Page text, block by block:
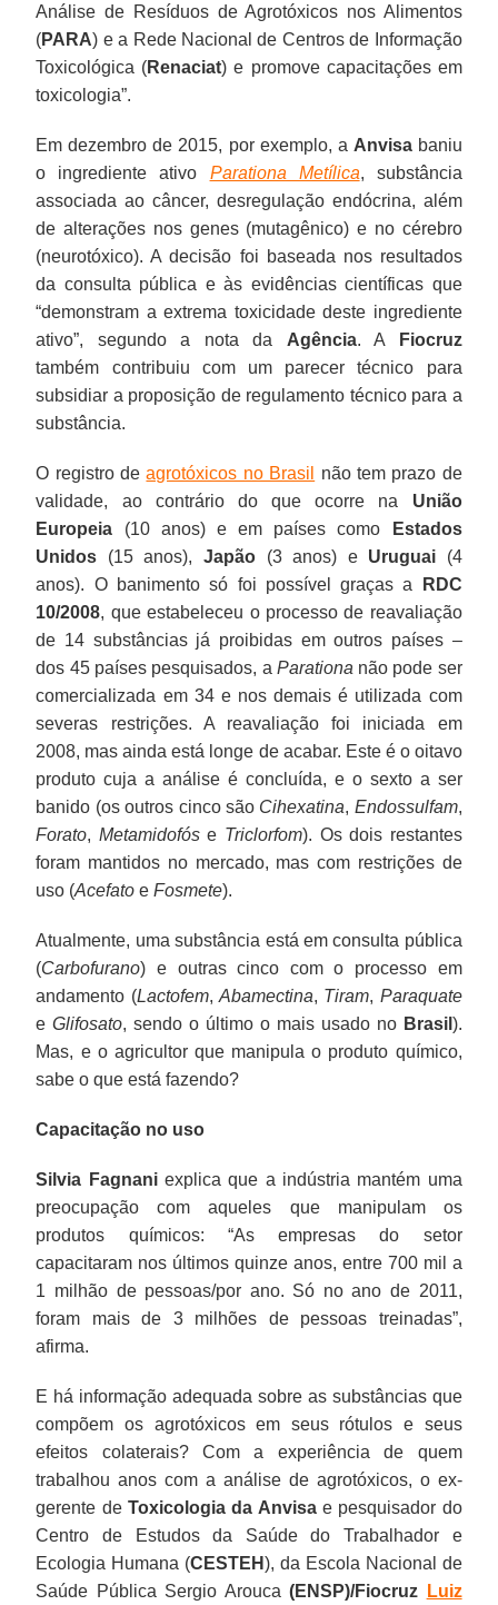
Análise de Resíduos de Agrotóxicos nos Alimentos
(PARA) e a Rede Nacional de Centros de Informação
Toxicológica (Renaciat) e promove capacitações em
toxicologia”.
Em dezembro de 2015, por exemplo, a Anvisabaniu
o ingrediente ativo Parationa Metílica, substância
associada ao câncer, desregulação endócrina, além
de alterações nos genes (mutagênico) e no cérebro
(neurotóxico). A decisão foi baseada nos resultados
da consulta pública e às evidências científicas que
“demonstram a extrema toxicidade deste ingrediente
ativo”, segundo a nota da Agência. A
Fiocruz
também contribuiu com um parecer técnico para
subsidiar a proposição de regulamento técnico para a
substância.
O registro deagrotóxicos no Brasil
não tem prazo de
validade, ao contrário do que ocorre na União
Europeia (10 anos) e em países como
Estados
Unidos (15 anos), Japão(3 anos) e Uruguai (4
anos). O banimento só foi possível graças a
RDC
10/2008, que estabeleceu o processo de reavaliação
de 14 substâncias já proibidas em outros países –
dos 45 países pesquisados, a Parationa não pode ser
comercializada em 34 e nos demais é utilizada com
severas restrições. A reavaliação foi iniciada em
2008, mas ainda está longe de acabar. Este é o oitavo
produto cuja a análise é concluída, e o sexto a ser
banido (os outros cinco são Cihexatina, Endossulfam,
Forato, Metamidofóse Triclorfom). Os dois restantes
foram mantidos no mercado, mas com restrições de
uso (Acefato eFosmete).
Atualmente, uma substância está em consulta pública
(Carbofurano) e outras cinco com o processo em
andamento (Lactofem, Abamectina, Tiram, Paraquate
eGlifosato, sendo o último o mais usado no Brasil ).
Mas, e o agricultor que manipula o produto químico,
sabe o que está fazendo?
Capacitação no uso
Silvia Fagnaniexplica que a indústria mantém uma
preocupação com aqueles que manipulam os
produtos químicos: “As empresas do setor
capacitaram nos últimos quinze anos, entre 700 mil a
1 milhão de pessoas/por ano. Só no ano de 2011,
foram mais de 3 milhões de pessoas treinadas”,
afirma.
E há informação adequada sobre as substâncias que
compõem os agrotóxicos em seus rótulos e seus
efeitos colaterais? Com a experiência de quem
trabalhou anos com a análise de agrotóxicos, o ex-
gerente deToxicologia da Anvisae pesquisador do
Centro de Estudos da Saúde do Trabalhador e
Ecologia Humana (CESTEH), da Escola Nacional de
Saúde Pública Sergio Arouca(ENSP)/Fiocruz Luiz